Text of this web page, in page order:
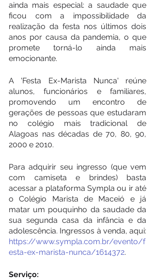
ainda mais especial: a saudade que
ficou com a impossibilidade da
realização da festa nos últimos dois
anos por causa da pandemia, o que
promete torná-lo ainda mais
emocionante.
A 'Festa Ex-Marista Nunca' reúne
alunos, funcionários e familiares,
promovendo um encontro de
gerações de pessoas que estudaram
no colégio mais tradicional de
Alagoas nas décadas de 70, 80, 90,
2000 e 2010.
Para adquirir seu ingresso (que vem
com camiseta e brindes) basta
acessar a plataforma Sympla ou ir até
o Colégio Marista de Maceió e já
matar um pouquinho da saudade da
sua segunda casa da infância e da
https://www.sympla.com.br/evento/f
esta-ex-marista-nunca/1614372.
Serviço: